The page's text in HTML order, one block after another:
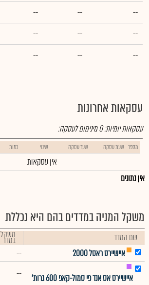
--
--
--
--
--
--
--
--
--
עסקאות אחרונות
עסקאות יומיות:0מינימום לעסקה:
מספר שעת עסקה שער עסקה שינוי כמות
אין עסקאות
אין נתונים
משקל המניה במדדים בהם היא נכללת
שם המדד משקל
במדד
איישיירס ראסל 2000
--
איישיירס אס אנד פי סמול-קאפ 600 גרות' --